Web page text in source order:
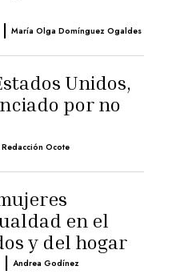
| María Olga Domínguez Ogaldes
Unidos,
por no
Redacción Ocote
en el
y del hogar
| Andrea Godínez